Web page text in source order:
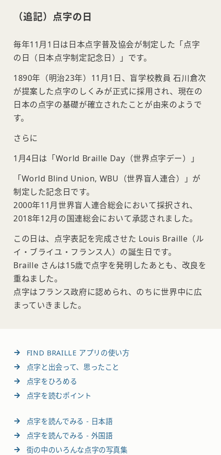
（追記）点字の日
毎年11月1日は日本点字普及協会が制定した「点字
の日（日本点字制定記念日）」です。
1890年（明治23年）11月1日、盲学校教員 石川倉次
が提案した点字のしくみが正式に採用され、現在の
日本の点字の基礎が確立されたことが由来のようで
す。
さらに
1月4日は「World Braille Day（世界点字デー）」
「World Blind Union, WBU（世界盲人連合）」が
制定した記念日です。
2000年11月世界盲人連合総会において採択され、
2018年12月の国連総会において承認されました。
この日は、点字表記を完成させた Louis Braille（ル
イ・ブライユ・フランス人）の誕生日です。
Braille さんは15歳で点字を発明したあとも、改良を
重ねました。
点字はフランス政府に認められ、のちに世界中に広
まっていきました。
FIND BRAILLE アプリの使い方
点字と出会って、思ったこと
点字をひろめる
点字を読むポイント
点字を読んでみる - 日本語
点字を読んでみる - 外国語
街の中のいろんな点字の写真集